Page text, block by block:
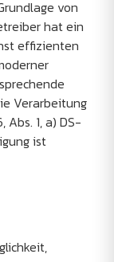
von
hat ein
effizienten
Verarbeitung
1, a) DS-
ist